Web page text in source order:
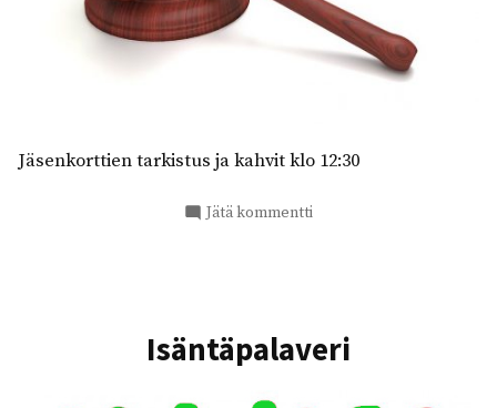
Jäsenkorttien tarkistus ja kahvit klo 12:30
Jätä kommenttiartikkeliin
Isäntäpalaveri